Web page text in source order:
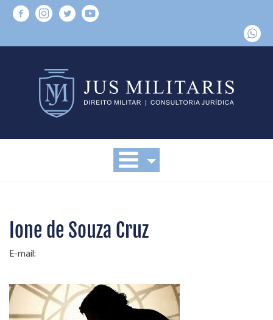
Ione de Souza Cruz
E-mail: